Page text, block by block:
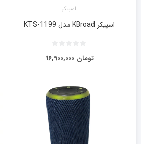
اسپیکر
اسپیکر KBroad مدل KTS-1199
۱۶,۹۰۰,۰۰۰ تومان